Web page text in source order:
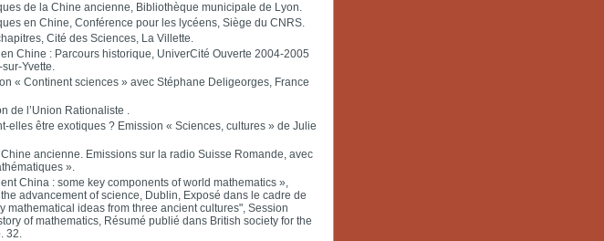
de la Chine ancienne, Bibliothèque municipale de Lyon.
en Chine, Conférence pour les lycéens, Siège du CNRS.
Cité des Sciences, La Villette.
Chine : Parcours historique, UniverCité Ouverte 2004-2005
Yvette.
« Continent sciences » avec Stéphane Deligeorges, France
de l’Union Rationaliste .
elles être exotiques ? Emission « Sciences, cultures » de Julie
ancienne. Emissions sur la radio Suisse Romande, avec
».
China : some key components of world mathematics »,
advancement of science, Dublin, Exposé dans le cadre de
mathematical ideas from three ancient cultures", Session
of mathematics, Résumé publié dans British society for the
32.